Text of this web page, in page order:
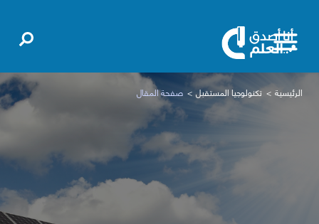
الرئيسية تكنولوجيا المستقبل صفحة المقال